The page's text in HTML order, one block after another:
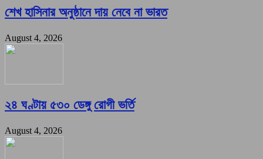
শেখ হাসিনার অনুষ্ঠানে দায় নেবে না ভারত
August 4, 2026
২৪ ঘণ্টায় ৫৩০ ডেঙ্গু রোগী ভর্তি
August 4, 2026